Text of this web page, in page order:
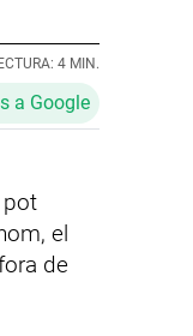
4 MIN.
a Google
pot
el
de